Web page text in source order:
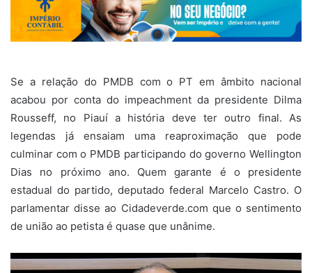
Se a relação do PMDB com o PT em âmbito nacional
acabou por conta do impeachment da presidente Dilma
Rousseff, no Piauí a história deve ter outro final. As
legendas já ensaiam uma reaproximação que pode
culminar com o PMDB participando do governo Wellington
Dias no próximo ano. Quem garante é o presidente
estadual do partido, deputado federal Marcelo Castro. O
parlamentar disse ao Cidadeverde.com que o sentimento
de união ao petista é quase que unânime.